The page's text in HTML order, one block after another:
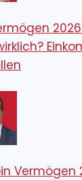
Vermögen